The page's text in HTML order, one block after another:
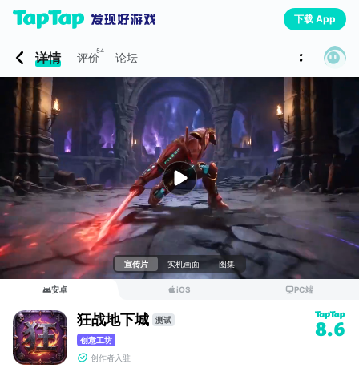
下载 App
详情 评价54 论坛
宣传片 实机画面 图集
安卓 iOS PC端
狂战地下城 测试
创意工坊
8.6
创作者入驻